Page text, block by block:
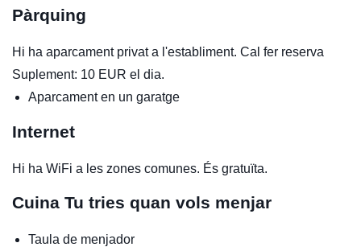
Pàrquing
Hi ha aparcament privat a l'establiment. Cal fer reserva
Suplement: 10 EUR el dia.
Aparcament en un garatge
Internet
Hi ha WiFi a les zones comunes. És gratuïta.
Cuina Tu tries quan vols menjar
Taula de menjador